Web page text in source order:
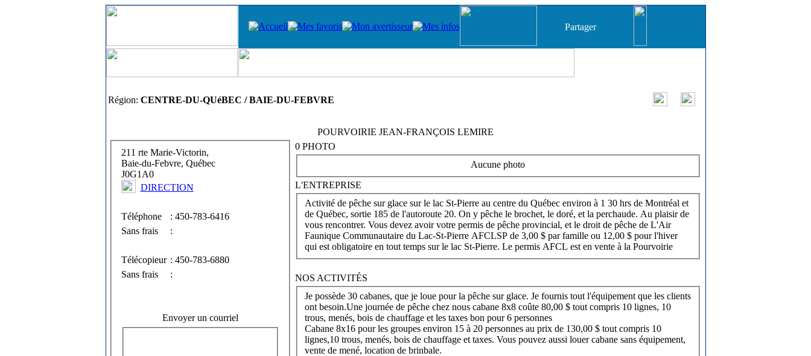
Partager
Région: CENTRE-DU-QUéBEC / BAIE-DU-FEBVRE
POURVOIRIE JEAN-FRANÇOIS LEMIRE
211 rte Marie-Victorin,
Baie-du-Febvre, Québec
J0G1A0
DIRECTION
Téléphone
: 450-783-6416
Sans frais
:
Télécopieur
: 450-783-6880
Sans frais
:
Envoyer un courriel
0 PHOTO
Aucune photo
L'ENTREPRISE
Activité de pêche sur glace sur le lac St-Pierre au centre du Québec environ à 1 30 hrs de Montréal et
de Québec, sortie 185 de l'autoroute 20. On y pêche le brochet, le doré, et la perchaude. Au plaisir de
vous rencontrer. Vous devez avoir votre permis de pêche provincial, et le droit de pêche de L'Air
Faunique Communautaire du Lac-St-Pierre AFCLSP de 3,00 $ par famille ou 12,00 $ pour l'hiver
qui est obligatoire en tout temps sur le lac St-Pierre. Le permis AFCL est en vente à la Pourvoirie
NOS ACTIVITÉS
Je possède 30 cabanes, que je loue pour la pêche sur glace. Je fournis tout l'équipement que les clients
ont besoin.Une journée de pêche chez nous cabane 8x8 coûte 80,00 $ tout compris 10 lignes, 10
trous, menés, bois de chauffage et les taxes bon pour 6 personnes
Cabane 8x16 pour les groupes environ 15 à 20 personnes au prix de 130,00 $ tout compris 10
lignes,10 trous, menés, bois de chauffage et taxes. Vous pouvez aussi louer cabane sans équipement,
vente de mené, location de brinbale.